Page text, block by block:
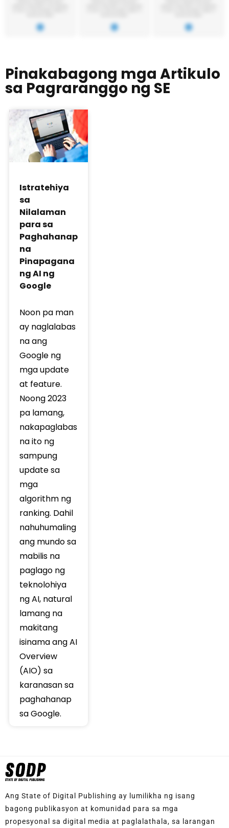
Pinakabagong mga Artikulo
sa Pagraranggo ng SE
Istratehiya
sa
Nilalaman
para sa
Paghahanap
na
Pinapagana
ng AI ng
Google
Noon pa man
ay naglalabas
na ang
Google ng
mga update
at feature.
Noong 2023
pa lamang,
nakapaglabas
na ito ng
sampung
update sa
mga
algorithm ng
ranking. Dahil
nahuhumaling
ang mundo sa
mabilis na
paglago ng
teknolohiya
ng AI, natural
lamang na
makitang
isinama ang AI
Overview
(AIO) sa
karanasan sa
paghahanap
sa Google.
Ang State of Digital Publishing ay lumilikha ng isang
bagong publikasyon at komunidad para sa mga
propesyonal sa digital media at paglalathala, sa larangan